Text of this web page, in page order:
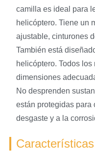
camilla es ideal para
helicóptero. Tiene un
ajustable, cinturones
También está
helicóptero. Todos
dimensiones
No desprenden
están protegidas para
desgaste y a la